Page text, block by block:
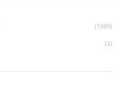
(1999)
(3)